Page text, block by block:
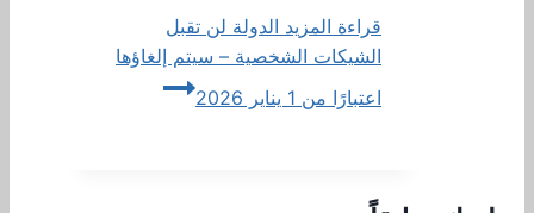
قراءة المزيد الدولة لن تقبل
الشيكات الشخصية – سيتم إلغاؤها
اعتبارًا من 1 يناير 2026